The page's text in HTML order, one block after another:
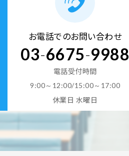
お電話でのお問い合わせ
03-6675-9988
電話受付時間
9:00～12:00/15:00～17:00
休業日 水曜日